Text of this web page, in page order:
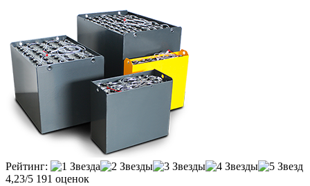
Рейтинг:
4,23/5 191 оценок